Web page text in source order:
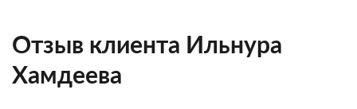
Отзыв клиента Ильнура
Хамдеева